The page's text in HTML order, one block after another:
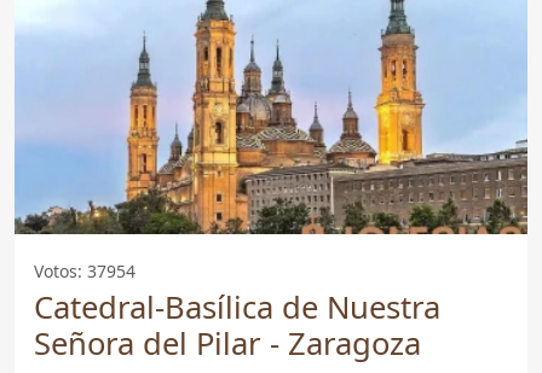
Votos: 37954
Catedral-Basílica de Nuestra
Señora del Pilar - Zaragoza